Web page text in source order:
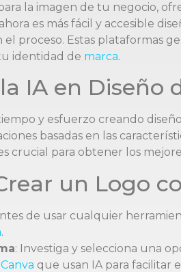
la imagen de tu negocio,
es más fácil y accesible
proceso. Estas plataformas
identidad de marca.
IA en Diseño
y esfuerzo creando
basadas en las
crucial para obtener los
un Logo
de usar cualquier
.
: Investiga y selecciona una
Canva que usan IA para facilitar el